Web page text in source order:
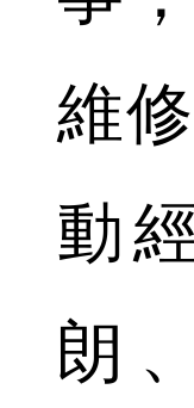
維
動
朗